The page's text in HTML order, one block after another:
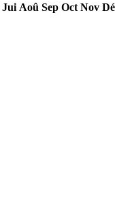
Jui Aoû Sep Oct Nov